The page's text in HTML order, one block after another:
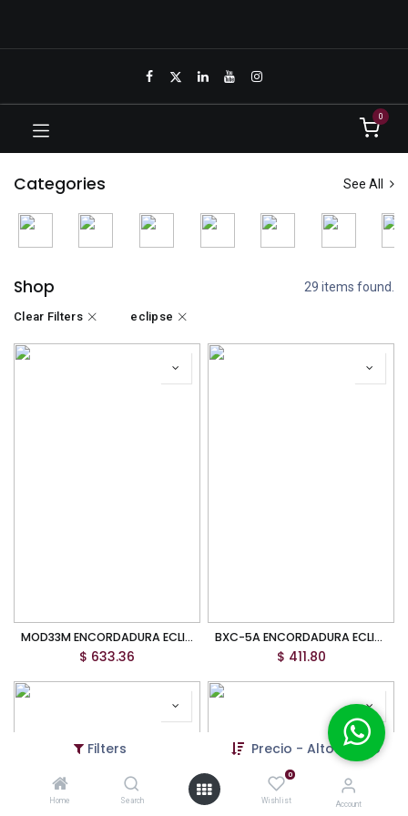
Filters Precio - Alto a bajo
Home Search
0
Wishlist Account
0
Categories See All
Shop 29 items found.
Clear Filters eclipse
MOD33M ENCORDADURA ECLIPSE PARA ARPA 37 BORDONES
$ 633.36
BXC-5A ENCORDADURA ECLIPSE PARA BAJO NYLON 5 CUERDAS AZUL
$ 411.80